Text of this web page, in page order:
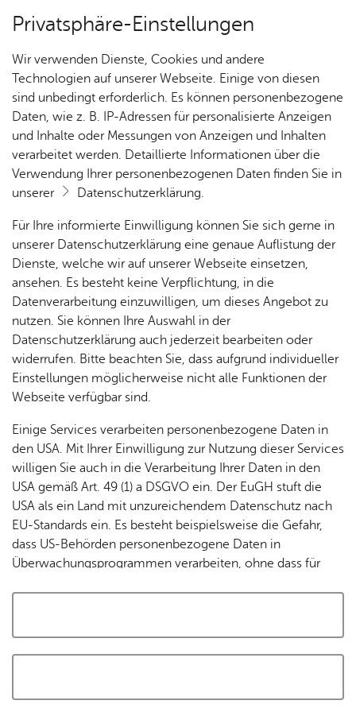
Kartenansicht
Cookie-Hinweis
Zum Laden dieser Karte wird eine Verbindung zu externen
Servern hergestellt. Diese verwenden Cookies und andere
Tracking-Technologien, um die Bedienung zu
personalisieren und zu verbessern. Weitere Informationen
finden Sie in unsererDatenschutzerklärung
Cookies akzeptieren und Karte laden
Privatsphäre-Einstellungen
Wir verwenden Dienste, Cookies und andere
Technologien auf unserer Webseite. Einige von diesen
sind unbedingt erforderlich. Es können personenbezogene
Daten, wie z. B. IP-Adressen für personalisierte Anzeigen
und Inhalte oder Messungen von Anzeigen und Inhalten
verarbeitet werden. Detaillierte Informationen über die
Verwendung Ihrer personenbezogenen Daten finden Sie in
unserer
Datenschutzerklärung.
Für Ihre informierte Einwilligung können Sie sich gerne in
unserer Datenschutzerklärung eine genaue Auflistung der
Dienste, welche wir auf unserer Webseite einsetzen,
ansehen. Es besteht keine Verpflichtung, in die
Datenverarbeitung einzuwilligen, um dieses Angebot zu
nutzen. Sie können Ihre Auswahl in der
Datenschutzerklärung auch jederzeit bearbeiten oder
widerrufen. Bitte beachten Sie, dass aufgrund individueller
Einstellungen möglicherweise nicht alle Funktionen der
Webseite verfügbar sind.
Einige Services verarbeiten personenbezogene Daten in
den USA. Mit Ihrer Einwilligung zur Nutzung dieser Services
willigen Sie auch in die Verarbeitung Ihrer Daten in den
USA gemäß Art. 49 (1) a DSGVO ein. Der EuGH stuft die
USA als ein Land mit unzureichendem Datenschutz nach
EU-Standards ein. Es besteht beispielsweise die Gefahr,
dass US-Behörden personenbezogene Daten in
Überwachungsprogrammen verarbeiten, ohne dass für